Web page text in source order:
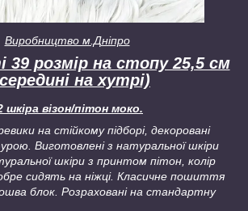
Виробництво м.Дніпро
39 розмір на стопу 25,5 см
на хутрі)
візон/пітон моко.
на стійкому підборі, декоровані
Виготовлені з натуральної шкіри
шкіри з принтом пітон, колір
сидять на ніжці. Класичне пошиття
блок. Розраховані на стандартну